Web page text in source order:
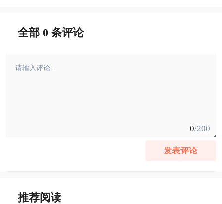
全部 0 条评论
0/200
发表评论
推荐阅读